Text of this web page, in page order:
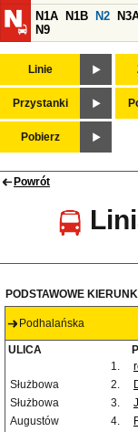
N1A
N1B N2
N9
Linie
Przystanki
Pobierz
Powrót
PODSTAWOWE KIERUNKI
Podhalańska
ULICA
1.
Służbowa
2.
Służbowa
3.
Augustów
4.